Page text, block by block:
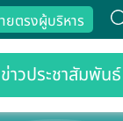
ยตรงผู้บริหาร
ข่าวประชาสัมพันธ์